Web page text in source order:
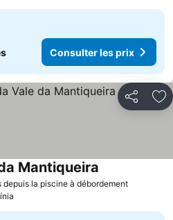
Consulter les prix
Partager
depuis la piscine à débordement
Mantiqueira